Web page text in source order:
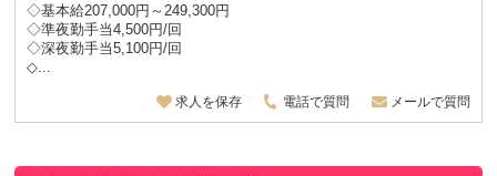
◇基本給207,000円～249,300円
◇準夜勤手当4,500円/回
◇深夜勤手当5,100円/回
◇...
求人を保存 電話で質問 メールで質問